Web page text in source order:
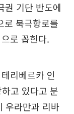
권 기단 반도에
로 북극항로를
로 꼽힌다.
리베르카 인
고 있다고 분
우라만과 리바